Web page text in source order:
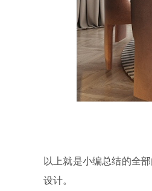
以上就是小编总结的全
设计。